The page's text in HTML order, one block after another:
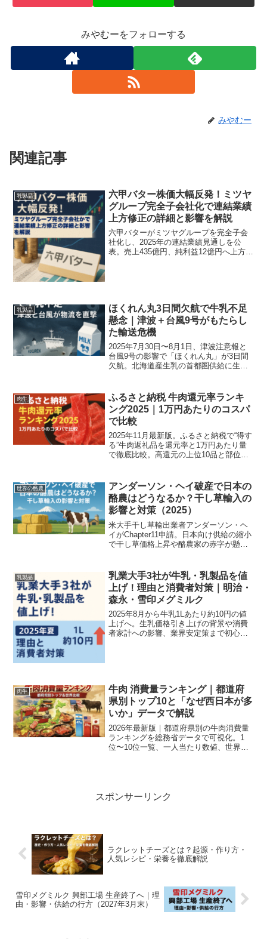
みやむーをフォローする
みやむー
関連記事
乳製品
六甲バター株価大幅反発！ミツヤ
グループ完全子会社化で連結業績
上方修正の詳細と影響を解説
六甲バターがミツヤグループを完全子会
社化し、2025年の連結業績見通しを公
表。売上435億円、純利益12億円へ上方修
乳製品
ほくれん丸3日間欠航で牛乳不足
懸念｜津波＋台風9号がもたらし
た輸送危機
2025年7月30日〜8月1日、津波注意報と
台風9号の影響で「ほくれん丸」が3日間
欠航。北海道産生乳の首都圏供給に生じ
肉牛
ふるさと納税 牛肉還元率ランキ
ング2025｜1万円あたりのコスパ
で比較
2025年11月最新版。ふるさと納税で“得す
る”牛肉返礼品を還元率と1万円あたり量
で徹底比較。高還元の上位10品と部位別
世界の酪農
アンダーソン・ヘイ破産で日本の
酪農はどうなるか？干し草輸入の
影響と対策（2025）
米大手干し草輸出業者アンダーソン・ヘ
イがChapter11申請。日本向け供給の縮小
で干し草価格上昇や酪農家の赤字が懸念
乳製品
乳業大手3社が牛乳・乳製品を値
上げ！理由と消費者対策｜明治・
森永・雪印メグミルク
2025年8月から牛乳1Lあたり約10円の値
上げへ。生乳価格引き上げの背景や消費
者家計への影響、業界安定策まで初心者
肉牛
牛肉 消費量ランキング｜都道府
県別トップ10と「なぜ西日本が多
いか」データで解説
2026年最新版｜都道府県別の牛肉消費量
ランキングを総務省データで可視化。1
位〜10位一覧、一人当たり数値、世界比
スポンサーリンク
ラクレットチーズとは？起源・作り方・
人気レシピ・栄養を徹底解説
雪印メグミルク 興部工場 生産終了へ｜理
由・影響・供給の行方（2027年3月末）